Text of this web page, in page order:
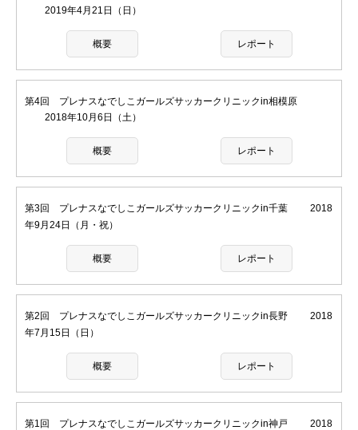
2019年4月21日（日）
概要 レポート
第4回 プレナスなでしこガールズサッカークリニックin相模原
2018年10月6日（土）
概要 レポート
第3回 プレナスなでしこガールズサッカークリニックin千葉
2018
年9月24日（月・祝）
概要 レポート
第2回 プレナスなでしこガールズサッカークリニックin長野
2018
年7月15日（日）
概要 レポート
第1回 プレナスなでしこガールズサッカークリニックin神戸
2018